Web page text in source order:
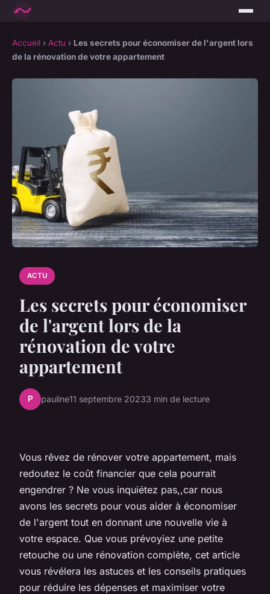
Accueil › Actu › Les secrets pour économiser de l'argent lors
de la rénovation de votre appartement
ACTU
Les secrets pour économiser
de l'argent lors de la
rénovation de votre
appartement
P pauline11 septembre 20233 min de lecture
Vous rêvez de rénover votre appartement, mais
redoutez le coût financier que cela pourrait
engendrer ? Ne vous inquiétez pas,,car nous
avons les secrets pour vous aider à économiser
de l'argent tout en donnant une nouvelle vie à
votre espace. Que vous prévoyiez une petite
retouche ou une rénovation complète, cet article
vous révélera les astuces et les conseils pratiques
pour réduire les dépenses et maximiser votre